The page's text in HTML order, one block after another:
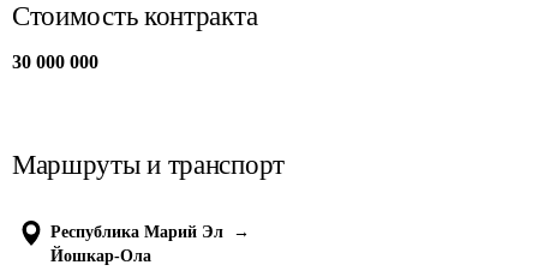
Стоимость контракта
30 000 000
Маршруты и транспорт
Республика Марий Эл
→
Йошкар-Ола